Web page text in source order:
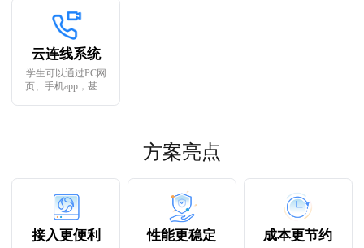
的可视、可控、互
动
云连线系统
学生可以通过PC网
页、手机app，甚至
方案亮点
接入更便利 性能更稳定 成本更节约